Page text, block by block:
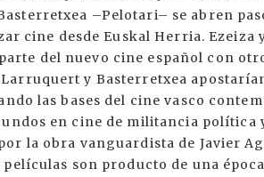
–Pelotari– se abren
cine desde Euskal Herria. Ezeiza
del nuevo cine español con
y Basterretxea
las bases del cine vasco
en cine de militancia política
la obra vanguardista de Javier
son producto de una